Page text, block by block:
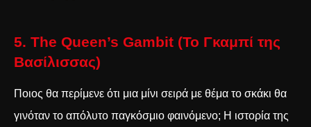
5. The Queen’s Gambit (Το Γκαμπί της
Βασίλισσας)
Ποιος θα περίμενε ότι μια μίνι σειρά με θέμα το σκάκι θα
γινόταν το απόλυτο παγκόσμιο φαινόμενο; Η ιστορία της